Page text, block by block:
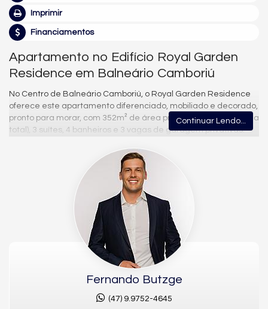
Imprimir
Financiamentos
Apartamento no Edifício Royal Garden
Residence em Balneário Camboriú
No Centro de Balneário Camboriú, o Royal Garden Residence
oferece este apartamento diferenciado, mobiliado e decorado,
pronto para morar, com 352m² de área privativa (600m² de área
total), 3 suítes, 4 banheiros e 3 vagas de garagem privativas.
A unidade reúne sala de estar, sala de jantar e living integrados
à cozinha, com jardim, hidromassagem e churrasqueira, além
de área de serviço. Os móveis planejados, o acabamento em
gesso, o piso porcelanato, o aquecimento de água e o ar-
condicionado completam esta unidade de alto padrão, que
O Royal Garden Residence conta com estar social, lounge,
portão eletrônico, elevador, salão de festas, espaço gourmet,
piscina, piscina infantil, sala de jogos, playground, box de praia,
entrada para banhistas, hall decorado e mobiliado, medidores
individuais e acessibilidade para PNE.
Pronto para morar, com condições de financiamento bancário,
este apartamento diferenciado de 3 suítes no Royal Garden
Continuar Lendo...
Fernando Butzge
(47) 9.9752-4645